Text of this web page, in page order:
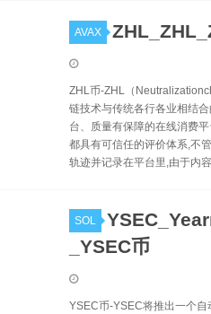
AVAX
ZHL币-ZHL（
链技术与传统各行各业相结
台、质量有保障的在线消费
都具有可信任的评价体系,不
轨迹并记录在平台里,由于内
SOL
_YSEC币
YSEC币-YSEC将推出一个